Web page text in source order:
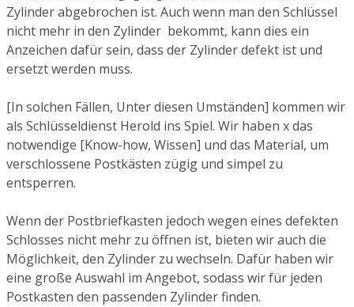
Zylinder abgebrochen ist. Auch wenn man den Schlüssel
nicht mehr in den Zylinder bekommt, kann dies ein
Anzeichen dafür sein, dass der Zylinder defekt ist und
ersetzt werden muss.
[In solchen Fällen, Unter diesen Umständen] kommen wir
als Schlüsseldienst Herold ins Spiel. Wir haben x das
notwendige [Know-how, Wissen] und das Material, um
verschlossene Postkästen zügig und simpel zu
entsperren.
Wenn der Postbriefkasten jedoch wegen eines defekten
Schlosses nicht mehr zu öffnen ist, bieten wir auch die
Möglichkeit, den Zylinder zu wechseln. Dafür haben wir
eine große Auswahl im Angebot, sodass wir für jeden
Postkasten den passenden Zylinder finden.